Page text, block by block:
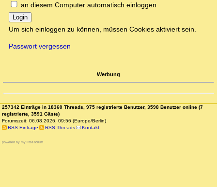
an diesem Computer automatisch einloggen
Login
Um sich einloggen zu können, müssen Cookies aktiviert sein.
Passwort vergessen
Werbung
257342 Einträge in 18360 Threads, 975 registrierte Benutzer, 3598 Benutzer online (7
registrierte, 3591 Gäste)
Forumszeit: 06.08.2026, 09:56 (Europe/Berlin)
RSS Einträge
RSS Threads Kontakt
powered by my little forum